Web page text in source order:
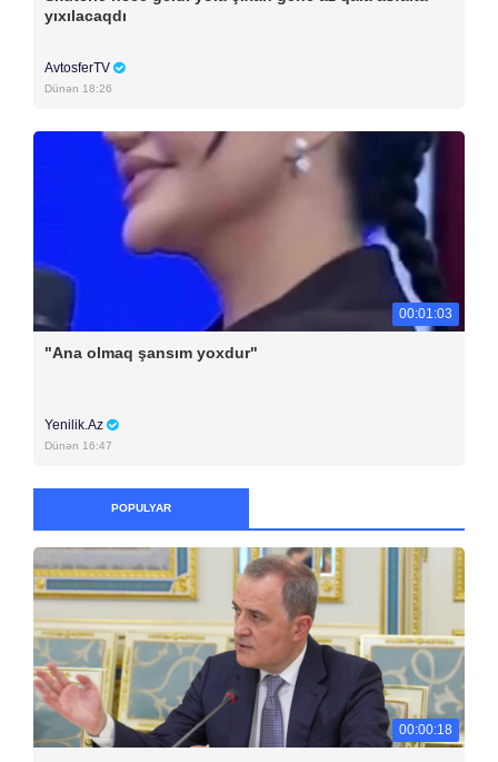
yıxılacaqdı
AvtosferTV
Dünən 18:26
00:01:03
"Ana olmaq şansım yoxdur"
Yenilik.Az
Dünən 16:47
POPULYAR
00:00:18